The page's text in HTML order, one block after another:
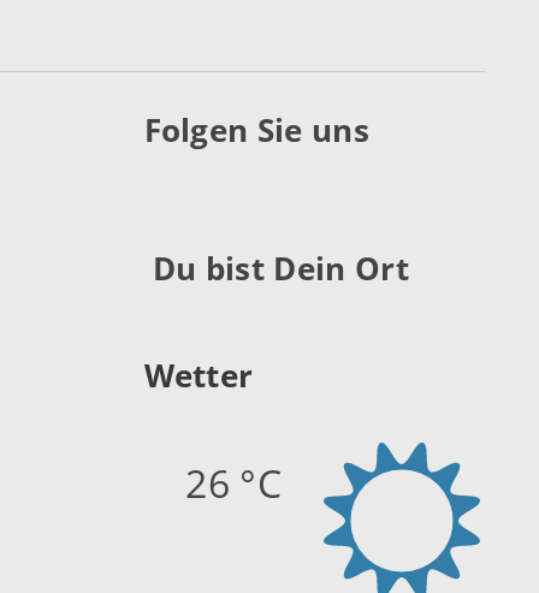
Folgen Sie uns
Du bist Dein Ort
Wetter
26 °C